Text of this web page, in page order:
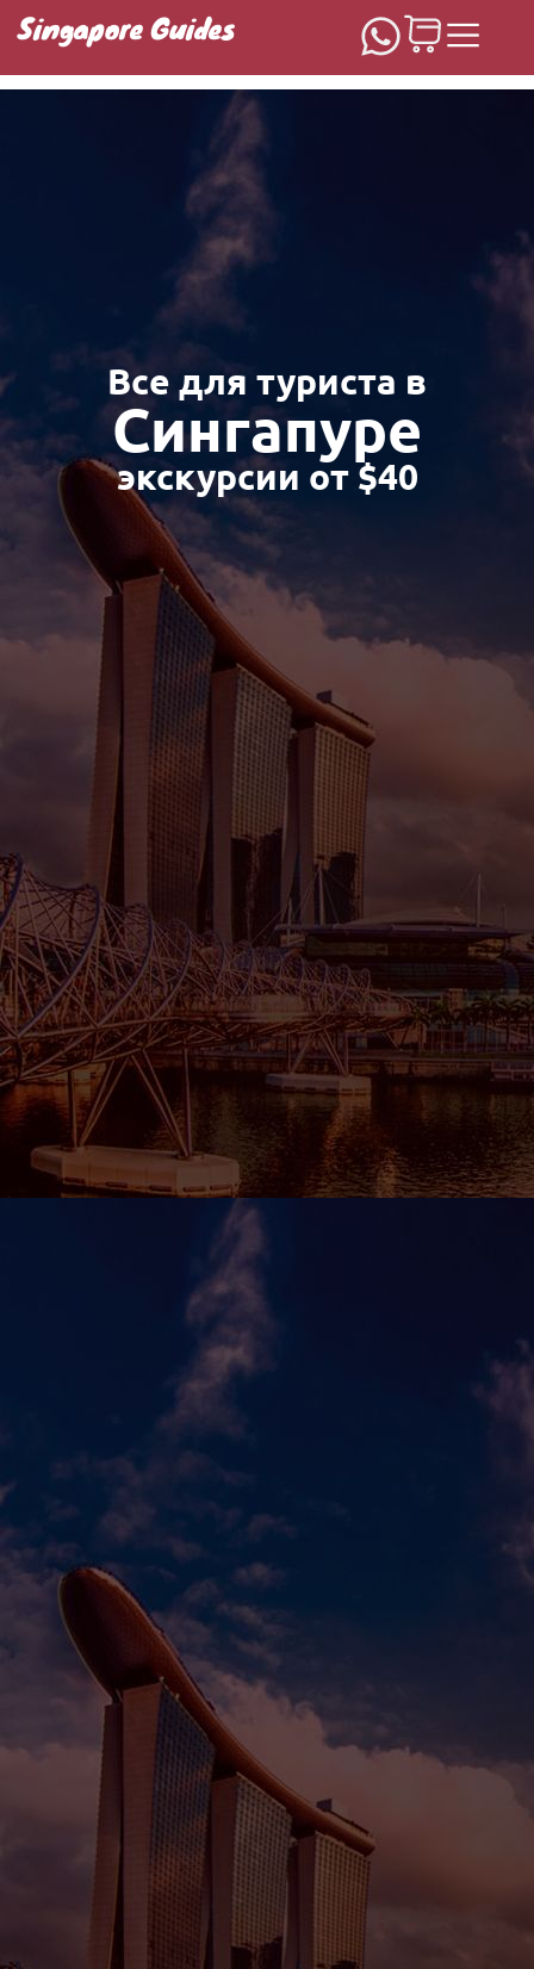
Singapore Guides
Домашняя
Все для туриста в
Сингапуре
экскурсии от $40